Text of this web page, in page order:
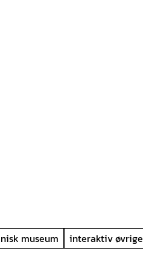
museum interaktiv øvrige